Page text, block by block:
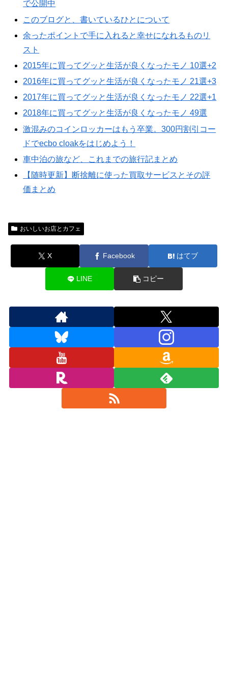
で公開中
このブログと、書いているひとについて
余ったポイントで手に入れると幸せになれるものリ
スト
2015年に買ってグッと生活が良くなったモノ 10選+2
2016年に買ってグッと生活が良くなったモノ 21選+3
2017年に買ってグッと生活が良くなったモノ 22選+1
2018年に買ってグッと生活が良くなったモノ 49選
激混みのコインロッカーはもう卒業。300円割引コー
ドでecbo cloakをはじめよう！
車中泊の旅など、これまでの旅行記まとめ
【随時更新】断捨離に使った買取サービスとその評
価まとめ
おいしいお店とカフェ
X Facebook はてブ
LINE コピー